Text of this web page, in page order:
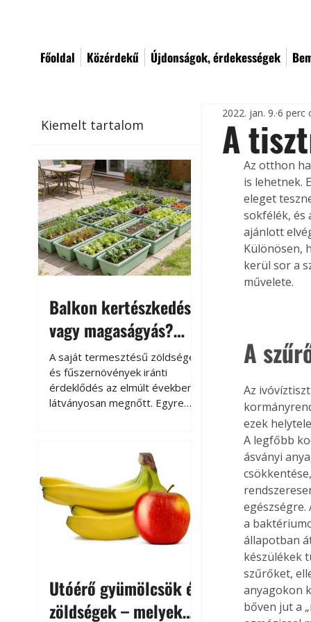
Főoldal Közérdekű Újdonságok, érdekességek
Kiemelt tartalom
Balkon kertészkedés
vagy magaságyás?
Helytakarékos
kertészkedés
A saját termesztésű zöldségek
és fűszernövények iránti
érdeklődés az elmúlt években
látványosan megnőtt. Egyre
kertészkedés sokak számára
kikapcsolódást és feltöltődést
is jelent.
Utóérő gyümölcsök és
zöldségek – melyek
A
2022. jan. 9. 6 perc
Az otthon
is lehetnek.
eleget
sokfélék, és
ajánlott
Különösen,
kerül sor a
művelete.
A
Az
ezek
A legfőbb
ásványi
a
állapotban
készülékek
szűrőket,
anyagokon
bőven jut a